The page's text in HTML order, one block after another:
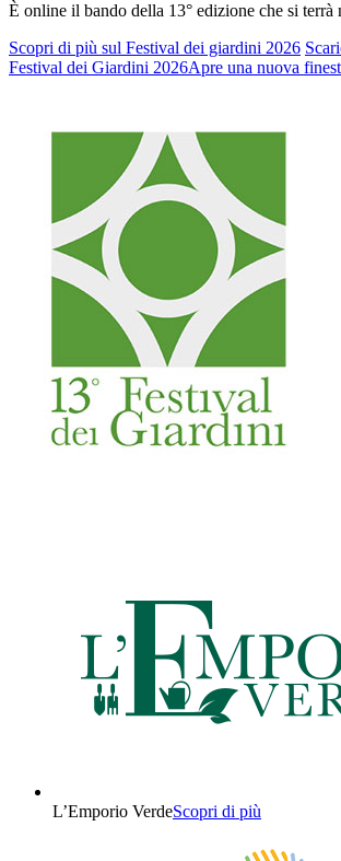
È online il bando della 13° edizione che si terrà
Scopri di più sul Festival dei giardini 2026
Festival dei Giardini 2026Apre una nuova
L’Emporio VerdeScopri di più